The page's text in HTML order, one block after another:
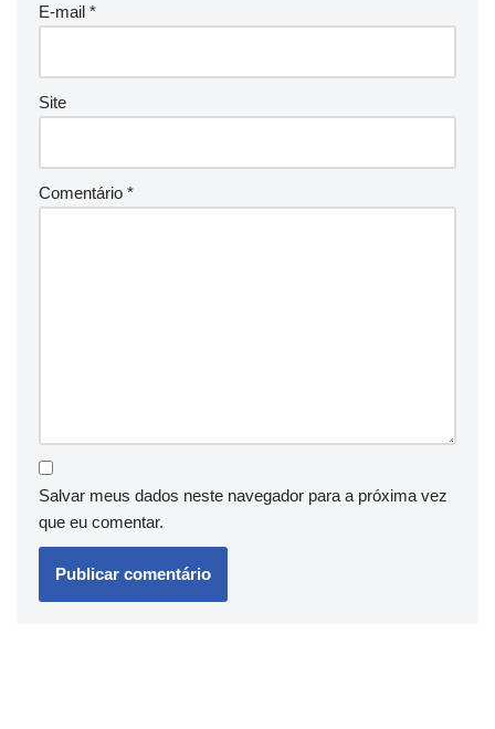
E-mail *
Site
Comentário *
Salvar meus dados neste navegador para a próxima vez
que eu comentar.